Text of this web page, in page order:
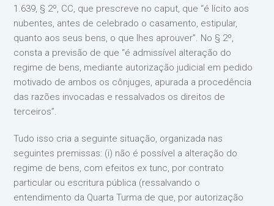
1.639, § 2º, CC, que prescreve no caput, que “é lícito aos
nubentes, antes de celebrado o casamento, estipular,
quanto aos seus bens, o que lhes aprouver”. No § 2º,
consta a previsão de que “é admissível alteração do
regime de bens, mediante autorização judicial em pedido
motivado de ambos os cônjuges, apurada a procedência
das razões invocadas e ressalvados os direitos de
terceiros”.
Tudo isso cria a seguinte situação, organizada nas
seguintes premissas: (i) não é possível a alteração do
regime de bens, com efeitos ex tunc, por contrato
particular ou escritura pública (ressalvando o
entendimento da Quarta Turma de que, por autorização